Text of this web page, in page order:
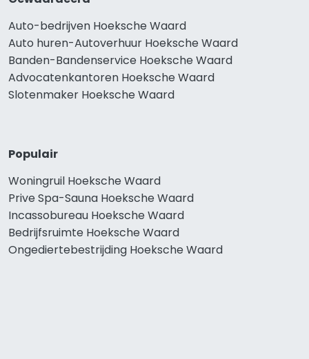
Auto-bedrijven Hoeksche Waard
Auto huren-Autoverhuur Hoeksche Waard
Banden-Bandenservice Hoeksche Waard
Advocatenkantoren Hoeksche Waard
Slotenmaker Hoeksche Waard
Populair
Woningruil Hoeksche Waard
Prive Spa-Sauna Hoeksche Waard
Incassobureau Hoeksche Waard
Bedrijfsruimte Hoeksche Waard
Ongediertebestrijding Hoeksche Waard